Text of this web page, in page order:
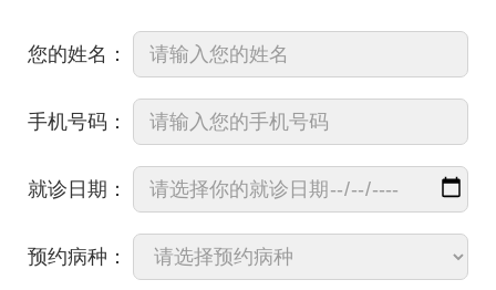
您的姓名：
手机号码：
就诊日期：
预约病种：